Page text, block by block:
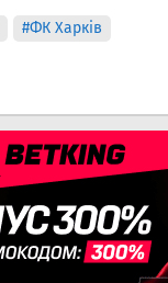
#ФК Харків